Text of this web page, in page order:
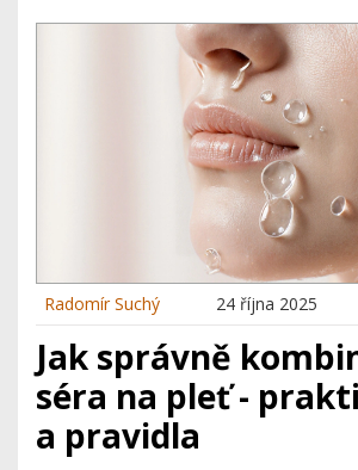
Radomír Suchý 24 října 2025
Jak správně
séra na pleť -
a pravidla